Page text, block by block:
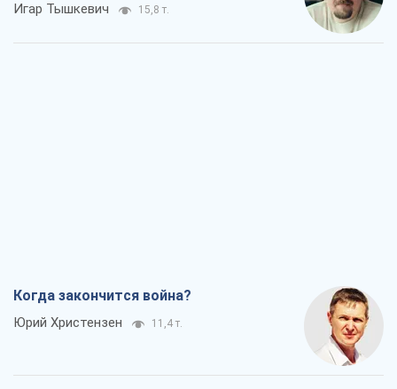
Игар Тышкевич 15,8 т.
Когда закончится война?
Юрий Христензен 11,4 т.